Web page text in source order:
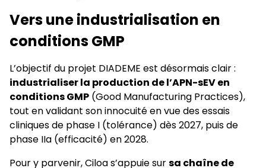
Vers une industrialisation en
conditions GMP
L’objectif du projet DIADEME est désormais clair :
industrialiser la production de l’APN-sEV en
conditions GMP (Good Manufacturing Practices),
tout en validant son innocuité en vue des essais
cliniques de phase I (tolérance) dès 2027, puis de
phase IIa (efficacité) en 2028.
Pour y parvenir, Ciloa s’appuie sursa chaîne de